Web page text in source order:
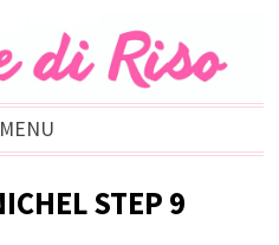
MENU
STEP 9